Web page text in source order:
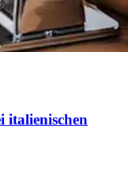
italienischen